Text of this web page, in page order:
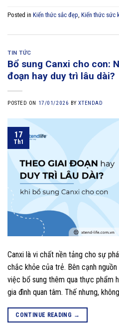
Posted in Kiến thức sắc đẹp Kiến thức sức
TIN TỨC
Bổ sung Canxi cho con:
đoạn hay duy trì lâu dài?
POSTED ON 17/01/2026 BYXTENDAD
17
Th1
Canxi là vi chất nền tảng cho sự
chắc khỏe của trẻ. Bên cạnh
việc bổ sung thêm qua thực phẩm
gia đình quan tâm. Thế nhưng,
CONTINUE READING →